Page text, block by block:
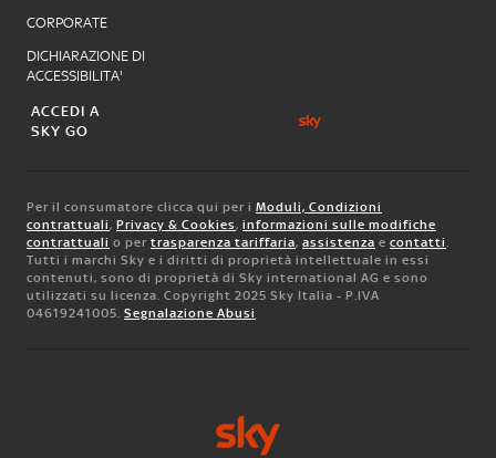
CORPORATE
DICHIARAZIONE DI
ACCESSIBILITA'
ACCEDI A
SKY GO
Per il consumatore clicca qui per i Moduli, Condizioni
contrattuali, Privacy & Cookies, informazioni sulle modifiche
contrattuali o per trasparenza tariffaria, assistenza e contatti.
Tutti i marchi Sky e i diritti di proprietà intellettuale in essi
contenuti, sono di proprietà di Sky international AG e sono
utilizzati su licenza. Copyright 2025 Sky Italia - P.IVA
04619241005. Segnalazione Abusi